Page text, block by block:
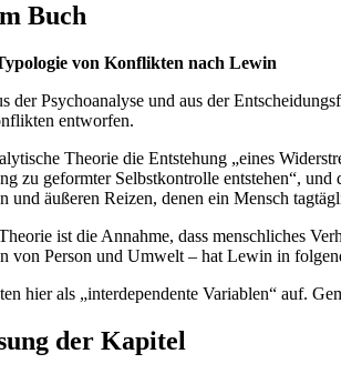
Buch
von Konflikten nach Lewin
der Psychoanalyse und aus der
entworfen.
Theorie die Entstehung „eines
zu geformter Selbstkontrolle entstehen“,
äußeren Reizen, denen ein Mensch
ist die Annahme, dass menschliches
von Person und Umwelt – hat Lewin in
hier als „interdependente Variablen“ auf.
der Kapitel